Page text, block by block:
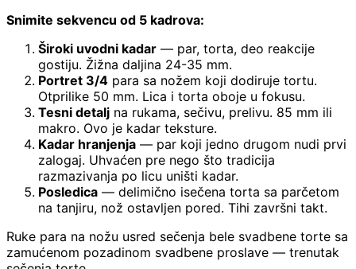
Snimite sekvencu od 5 kadrova:
Široki uvodni kadar — par, torta, deo reakcije
gostiju. Žižna daljina 24-35 mm.
Portret 3/4 para sa nožem koji dodiruje tortu.
Otprilike 50 mm. Lica i torta oboje u fokusu.
Tesni detalj na rukama, sečivu, prelivu. 85 mm ili
makro. Ovo je kadar teksture.
Kadar hranjenja — par koji jedno drugom nudi prvi
zalogaj. Uhvaćen pre nego što tradicija
razmazivanja po licu uništi kadar.
Posledica — delimično isečena torta sa parčetom
na tanjiru, nož ostavljen pored. Tihi završni takt.
Ruke para na nožu usred sečenja bele svadbene torte sa
zamućenom pozadinom svadbene proslave — trenutak